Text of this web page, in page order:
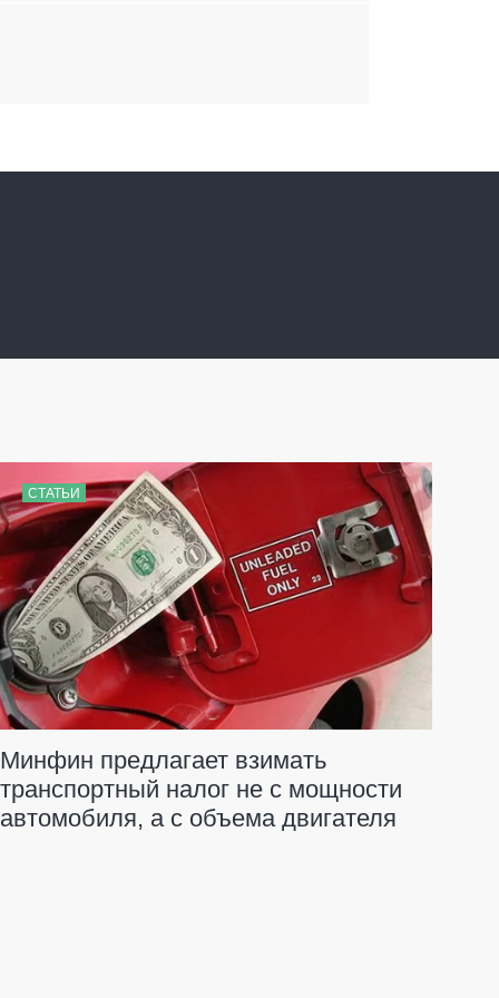
СТАТЬИ
Минфин предлагает взимать
транспортный налог не с мощности
автомобиля, а с объема двигателя